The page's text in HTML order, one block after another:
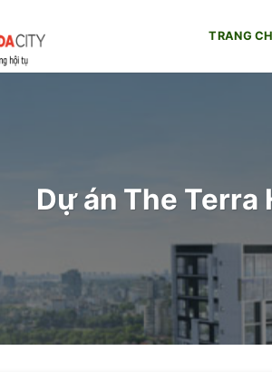
TRANG
Dự án The Terra